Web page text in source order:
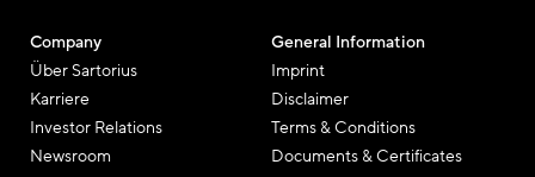
Company
Über Sartorius
Karriere
Investor Relations
Newsroom
General Information
Imprint
Disclaimer
Terms & Conditions
Documents & Certificates